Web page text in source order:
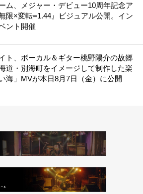
ム、メジャー・デビュー10周年記念ア
限×変転=1.44』ビジュアル公開。イン
ント開催
ト、ボーカル＆ギター桃野陽介の故郷
道・別海町をイメージして制作した楽
海」MVが本日8月7日（金）に公開